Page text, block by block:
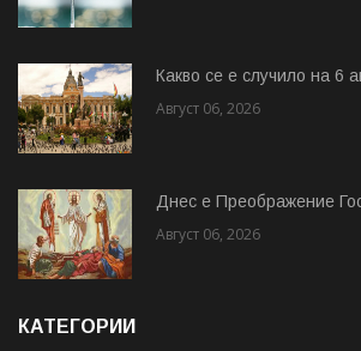
Какво се е случило на 6
Август 06, 2026
Днес е Преображение
Август 06, 2026
КАТЕГОРИИ